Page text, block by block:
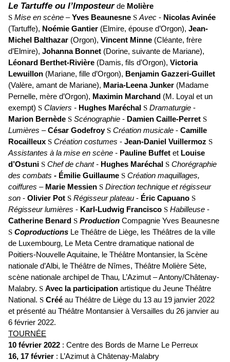
Le Tartuffe ou l’Imposteur de Molière
S Mise en scène –Yves Beaunesne S Avec - Nicolas Avinée
(Tartuffe), Noémie Gantier (Elmire, épouse d’Orgon), Jean-
Michel Balthazar (Orgon), Vincent Minne (Cléante, frère
d’Elmire), Johanna Bonnet (Dorine, suivante de Mariane),
Léonard Berthet-Rivière (Damis, fils d’Orgon), Victoria
Lewuillon (Mariane, fille d’Orgon), Benjamin Gazzeri-Guillet
(Valère, amant de Mariane), Maria-Leena Junker (Madame
Pernelle, mère d’Orgon), Maximin Marchand (M. Loyal et un
exempt) S Claviers - Hughes Maréchal S Dramaturgie -
Marion Bernède S Scénographie - Damien Caille-Perret S
Lumières –César Godefroy S Création musicale - Camille
Rocailleux S Création costumes - Jean-Daniel Vuillermoz S
Assistantes à la mise en scène - Pauline Buffet et Louise
d’Ostuni S Chef de chant - Hughes Maréchal S Chorégraphie
des combats - Émilie Guillaume S Création maquillages,
coiffures – Marie Messien S Direction technique et régisseur
son - Olivier Pot S Régisseur plateau - Éric Capuano S
Régisseur lumières - Karl-Ludwig Francisco S Habilleuse -
Catherine Benard S Production Compagnie Yves Beaunesne
S Coproductions Le Théâtre de Liège, les Théâtres de la ville
de Luxembourg, Le Meta Centre dramatique national de
Poitiers-Nouvelle Aquitaine, le Théâtre Montansier, la Scène
nationale d’Albi, le Théâtre de Nîmes, Théâtre Molière Sète,
scène nationale archipel de Thau, L’Azimut – Antony/Châtenay-
Malabry. S Avec la participation artistique du Jeune Théâtre
National. S Créé au Théâtre de Liège du 13 au 19 janvier 2022
et présenté au Théâtre Montansier à Versailles du 26 janvier au
6 février 2022.
TOURNÉE
10 février 2022 : Centre des Bords de Marne Le Perreux
16, 17 février : L’Azimut à Châtenay-Malabry